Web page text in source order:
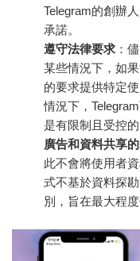
Telegram的創辦人
承諾。
遵守法律要求 ：
某些情況下，如
的要求提供特定
情況下，
是有限制且受控的
廣告和資料共享
此不會將使用者
式不基於資料探
別，旨在最大程